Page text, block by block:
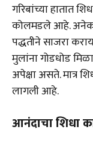
गरिबांच्या हातात
कोलमडले आहे. अनेक
पद्धतीने साजरा
मुलांना गोडधोड
अपेक्षा असते. मात्र
लागली आहे.
आनंदाचा शिधा